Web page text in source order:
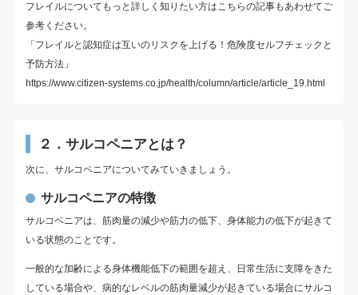
フレイルについてもっと詳しく知りたい方はこちらの記事もあわせてご
参考ください。
「フレイルと認知症は互いのリスクを上げる！危険度セルフチェックと
予防方法」
https://www.citizen-systems.co.jp/health/column/article/article_19.html
２．サルコペニアとは？
次に、サルコペニアについてみていきましょう。
サルコペニアの特徴
サルコペニアは、筋肉量の減少や筋力の低下、身体能力の低下が起きて
いる状態のことです。
一般的な加齢による身体機能低下の範囲を超え、日常生活に支障をきた
している場合や、病的なレベルの筋肉量減少が起きている場合にサルコ